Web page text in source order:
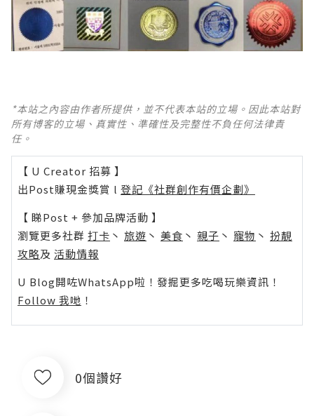
*本站之內容由作者所提供，並不代表本站的立場。因此本站對
所有博客的立場、真實性、準確性及完整性不負任何法律責
任。
【 U Creator 招募 】
出Post賺現金獎賞 l 登記《社群創作有價企劃》
【 睇Post + 參加品牌活動 】
瀏覽更多社群 打卡 丶 旅遊 丶 美食 丶 親子 丶 寵物 丶 扮靚
攻略及 活動情報
U Blog開咗WhatsApp啦！發掘更多吃喝玩樂資訊！
Follow 我哋 ！
0個讚好